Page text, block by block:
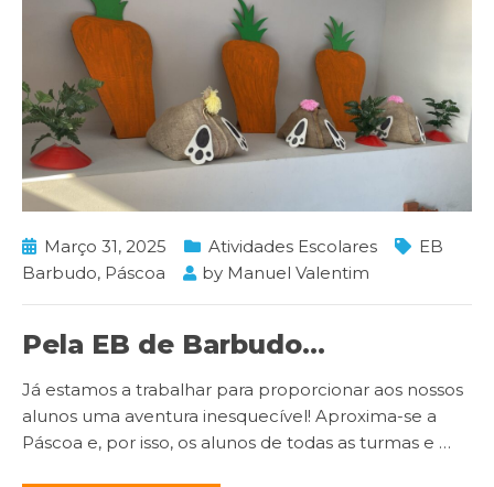
Março 31, 2025 Atividades Escolares
EB
Barbudo, Páscoa by Manuel Valentim
Pela EB de Barbudo…
Já estamos a trabalhar para proporcionar aos nossos
alunos uma aventura inesquecível! Aproxima-se a
Páscoa e, por isso, os alunos de todas as turmas e …